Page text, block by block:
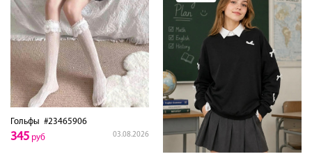
Гольфы #23465906
03.08.2026
345 руб